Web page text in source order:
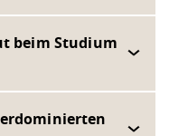
beim Studium